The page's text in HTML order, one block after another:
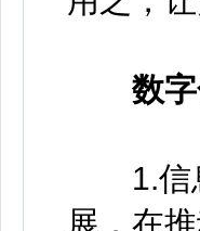
数
1.信息
展，在